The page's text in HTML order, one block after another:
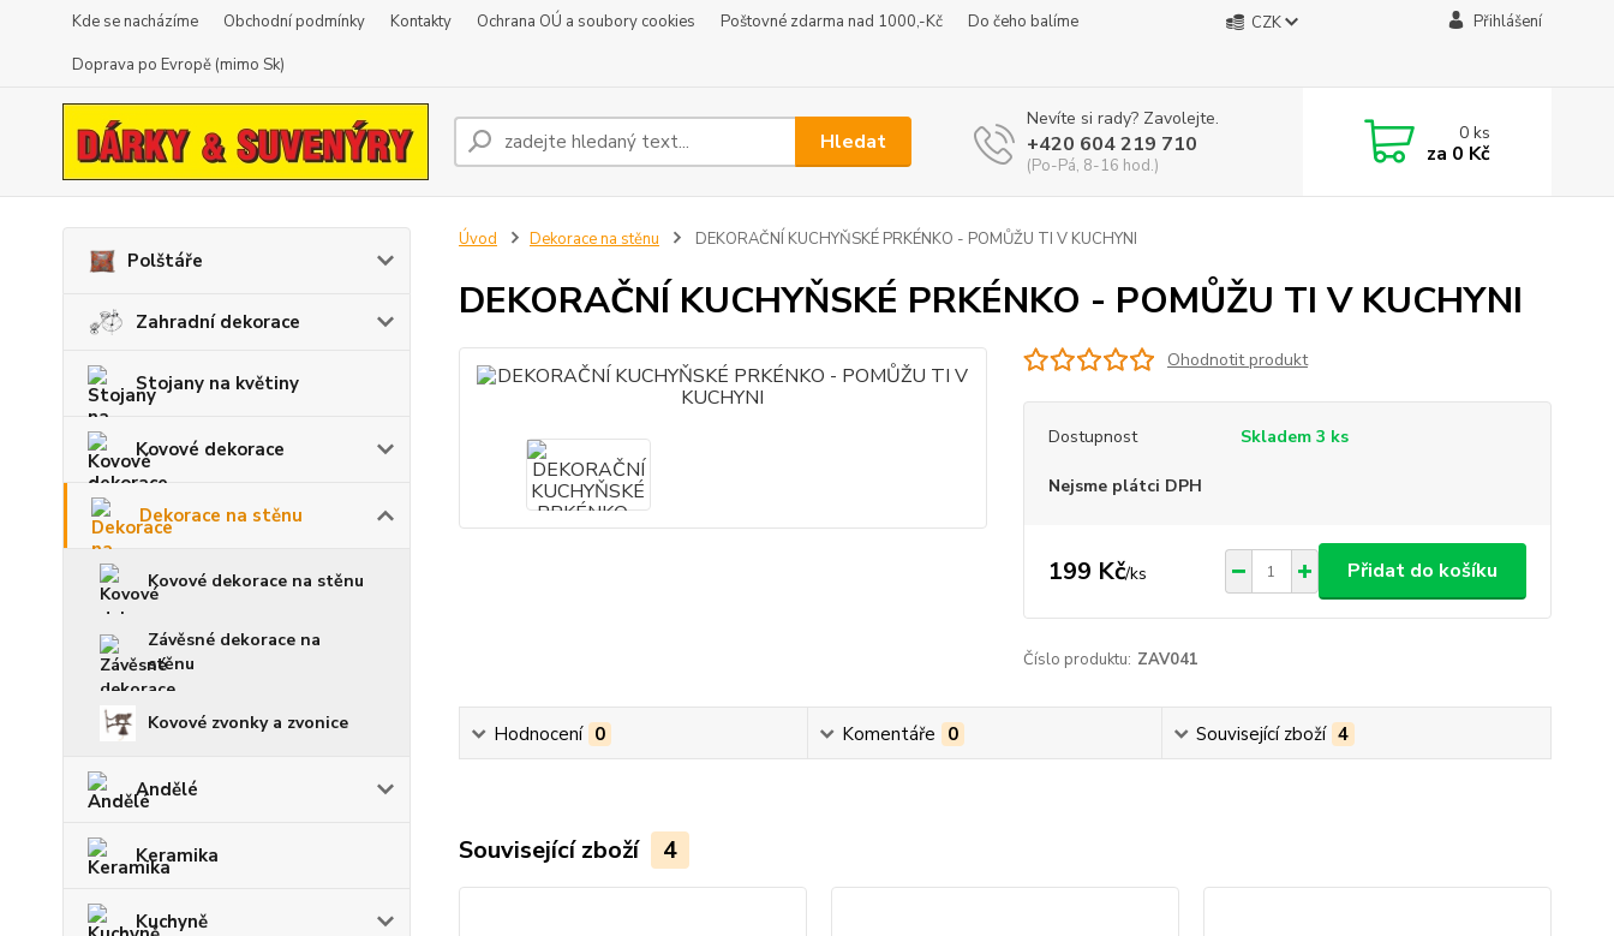
Kde se nacházíme Obchodní podmínky Kontakty Ochrana OÚ a soubory cookies Poštovné zdarma nad 1000,-Kč
Do čeho balíme
Doprava po Evropě (mimo Sk)
CZK Přihlášení
Hledat
Nevíte si rady? Zavolejte.
+420 604 219 710
(Po-Pá, 8-16 hod.)
0ks
za 0 Kč
Polštáře
Zahradní dekorace
Stojany na květiny
Kovové dekorace
Dekorace na stěnu
Kovové dekorace na stěnu
Závěsné dekorace na
stěnu
Kovové zvonky a zvonice
Andělé
Keramika
Kuchyně
Úvod Dekorace na stěnu DEKORAČNÍ KUCHYŇSKÉ PRKÉNKO - POMŮŽU TI V KUCHYNI
DEKORAČNÍ KUCHYŇSKÉ PRKÉNKO - POMŮŽU TI V KUCHYNI
Ohodnotit produkt
Dostupnost Skladem 3 ks
Nejsme plátci DPH
199 Kč/ks Přidat do košíku
Číslo produktu: ZAV041
Hodnocení 0 Komentáře 0 Související zboží 4
Související zboží 4